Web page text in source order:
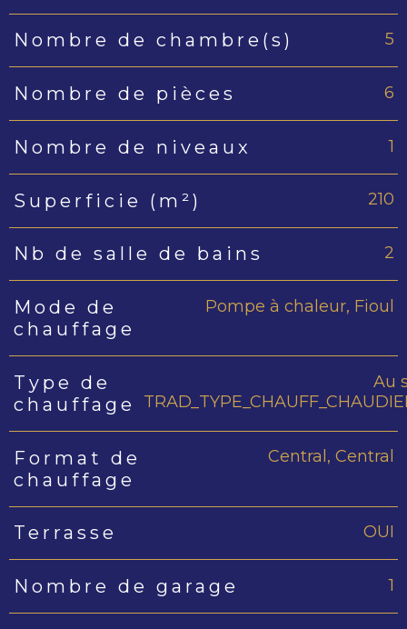
Nombre de chambre(s) 5
Nombre de pièces 6
Nombre de niveaux 1
Superficie (m²) 210
Nb de salle de bains 2
Mode de
chauffage
Pompe à chaleur, Fioul
Type de
chauffage
Au
Format de
chauffage
Central, Central
Terrasse OUI
Nombre de garage 1